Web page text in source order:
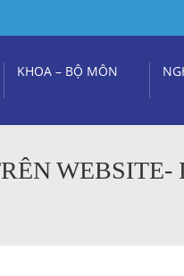
KHOA – BỘ MÔN
WEBSITE-